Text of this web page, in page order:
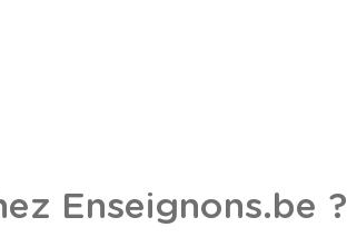
Enseignons.be ?